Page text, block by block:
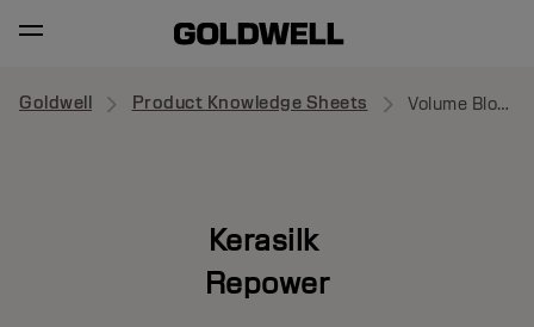
Goldwell Product Knowledge Sheets Volume Blow-Dry Spray
Kerasilk
Repower